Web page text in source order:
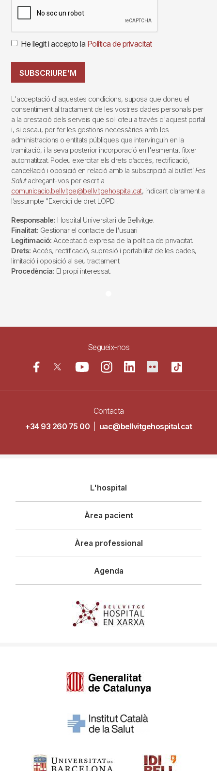
He llegit i accepto la Política de privacitat
SUBSCRIURE'M
L'acceptació d'aquestes condicions, suposa que doneu el
consentiment al tractament de les vostres dades personals per
a la prestació dels serveis que sol·liciteu a través d'aquest portal
i, si escau, per fer les gestions necessàries amb les
administracions o entitats públiques que intervinguin en la
tramitació, i la seva posterior incorporació en l'esmentat fitxer
automatitzat. Podeu exercitar els drets d’accés, rectificació,
cancel·lació i oposició en relació amb la subscripció al butlletí Fes
Salutadreçant-vos per escrit a
comunicacio.bellvitge@bellvitgehospital.cat, indicant clarament a
l’assumpte "Exercici de dret LOPD".
Responsable: Hospital Universitari de Bellvitge.
Finalitat: Gestionar el contacte de l'usuari
Legitimació: Acceptació expresa de la política de privacitat.
Drets: Accés, rectificació, supresió i portabilitat de les dades,
limitació i oposició al seu tractament.
Procedència: El propi interessat.
Segueix-nos
Contacta
+34 93 260 75 00
uac@bellvitgehospital.cat
principal
L'hospital
Àrea pacient
Àrea professional
Agenda